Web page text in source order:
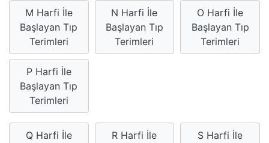
M Harfi İle
Başlayan Tıp
Terimleri
N Harfi İle
Başlayan Tıp
Terimleri
O Harfi İle
Başlayan Tıp
Terimleri
P Harfi İle
Başlayan Tıp
Terimleri
Q Harfi İle
R Harfi İle
S Harfi İle